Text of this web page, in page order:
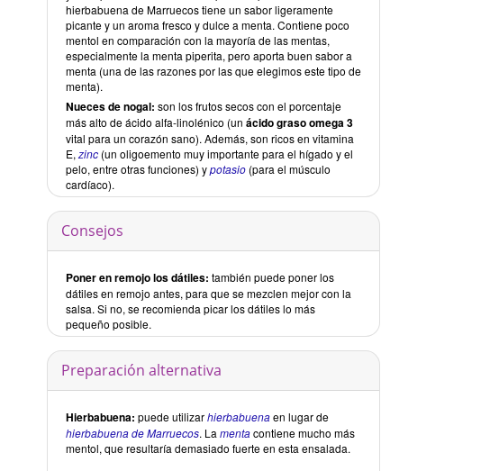
hierbabuena de Marruecos tiene un sabor ligeramente
picante y un aroma fresco y dulce a menta. Contiene poco
mentol en comparación con la mayoría de las mentas,
especialmente la menta piperita, pero aporta buen sabor a
menta (una de las razones por las que elegimos este tipo de
menta).
Nueces de nogal: son los frutos secos con el porcentaje
más alto de ácido alfa-linolénico (un ácido graso omega 3
vital para un corazón sano). Además, son ricos en vitamina
E, zinc (un oligoemento muy importante para el hígado y el
pelo, entre otras funciones) ypotasio (para el músculo
cardíaco).
Consejos
Poner en remojo los dátiles: también puede poner los
dátiles en remojo antes, para que se mezclen mejor con la
salsa. Si no, se recomienda picar los dátiles lo más
pequeño posible.
Preparación alternativa
Hierbabuena: puede utilizarhierbabuenaen lugar de
hierbabuena de Marruecos. La mentacontiene mucho más
mentol, que resultaría demasiado fuerte en esta ensalada.